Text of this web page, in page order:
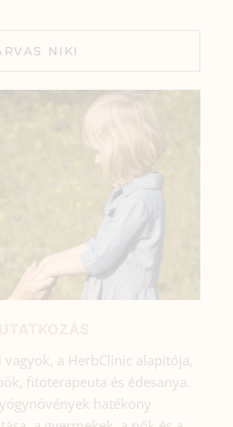
NIKI
vagyok, a HerbClinic alapítója,
fitoterapeuta és édesanya.
hatékony